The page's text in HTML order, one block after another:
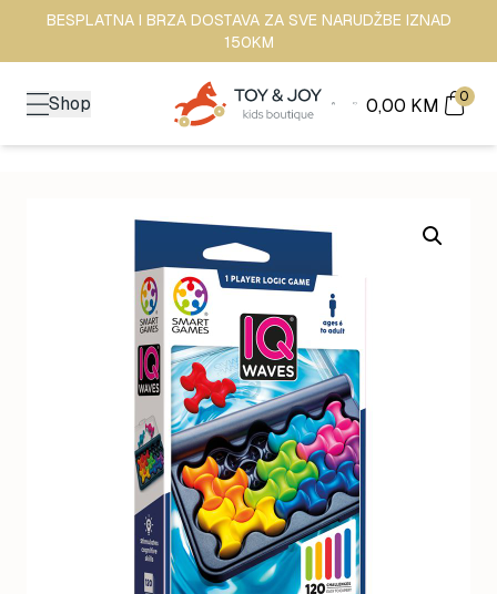
BESPLATNA I BRZA DOSTAVA ZA SVE NARUDŽBE IZNAD
150KM
Shop 0,00 KM 0